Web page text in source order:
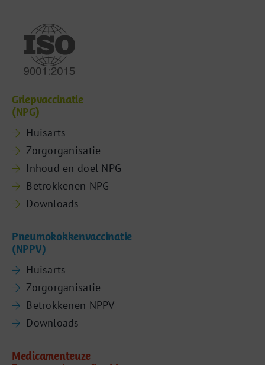
Griepvaccinatie
(NPG)
Huisarts
Zorgorganisatie
Inhoud en doel NPG
Betrokkenen NPG
Downloads
Pneumokokkenvaccinatie
(NPPV)
Huisarts
Zorgorganisatie
Betrokkenen NPPV
Downloads
Medicamenteuze